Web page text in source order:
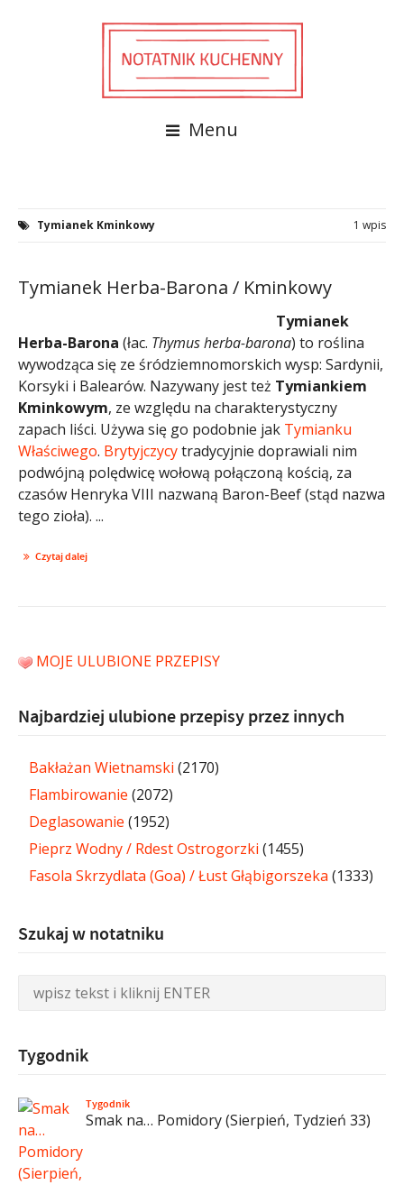
Menu
Tymianek Kminkowy 1 wpis
Tymianek Herba-Barona / Kminkowy
Tymianek
Herba-Barona (łac. Thymus herba-barona) to roślina
wywodząca się ze śródziemnomorskich wysp: Sardynii,
Korsyki i Balearów. Nazywany jest też Tymiankiem
Kminkowym, ze względu na charakterystyczny
zapach liści. Używa się go podobnie jak Tymianku
Właściwego. Brytyjczycytradycyjnie doprawiali nim
podwójną polędwicę wołową połączoną kością, za
czasów Henryka VIII nazwaną Baron-Beef (stąd nazwa
tego zioła). ...
Czytaj dalej
MOJE ULUBIONE PRZEPISY
Najbardziej ulubione przepisy przez innych
Bakłażan Wietnamski (2170)
Flambirowanie (2072)
Deglasowanie (1952)
Pieprz Wodny / Rdest Ostrogorzki (1455)
Fasola Skrzydlata (Goa) / Łust Głąbigorszeka (1333)
Szukaj w notatniku
Tygodnik
Tygodnik
Smak na… Pomidory (Sierpień, Tydzień 33)